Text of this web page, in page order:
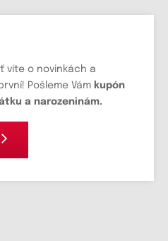
víte o novinkách a
Pošleme Vám kupón
a narozeninám.